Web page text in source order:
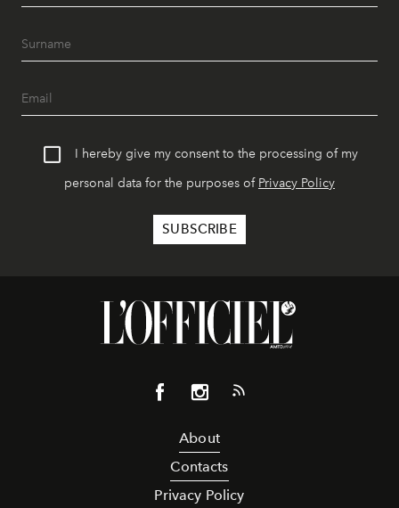
I hereby give my consent to the processing of my
personal data for the purposes of Privacy Policy
About
Contacts
Privacy Policy